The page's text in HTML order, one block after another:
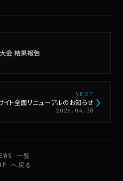
会 結果報告
NEXT
イト全面リニューアルのお知らせ
2026.04.30 ›
一覧
へ戻る